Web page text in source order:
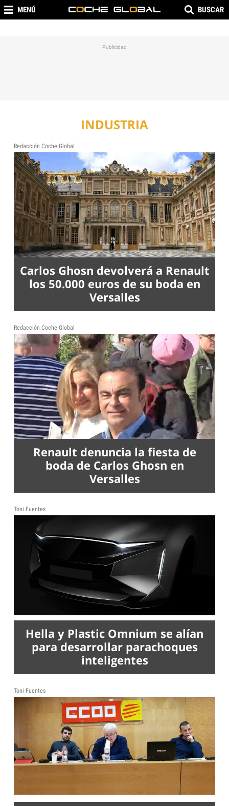
MENÚ BUSCAR
INDUSTRIA
Redacción Coche Global
Carlos Ghosn devolverá a Renault
los 50.000 euros de su boda en
Versalles
Redacción Coche Global
Renault denuncia la fiesta de
boda de Carlos Ghosn en
Versalles
Toni Fuentes
Hella y Plastic Omnium se alían
para desarrollar parachoques
inteligentes
Toni Fuentes